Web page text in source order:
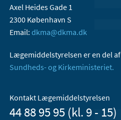
Axel Heides Gade 1
2300 København S
Email: dkma@dkma.dk
Lægemiddelstyrelsen er en del af
Sundheds- og Kirkeministeriet.
Kontakt Lægemiddelstyrelsen
44 88 95 95 (kl. 9 - 15)